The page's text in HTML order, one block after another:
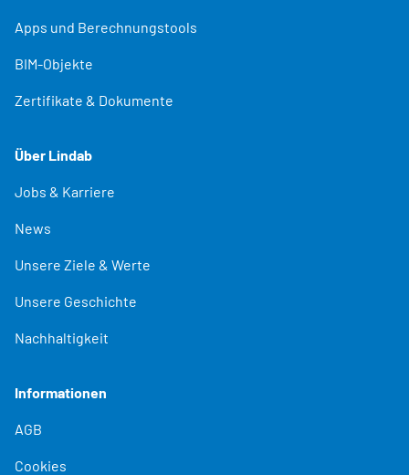
Apps und Berechnungstools
BIM-Objekte
Zertifikate & Dokumente
Über Lindab
Jobs & Karriere
News
Unsere Ziele & Werte
Unsere Geschichte
Nachhaltigkeit
Informationen
AGB
Cookies